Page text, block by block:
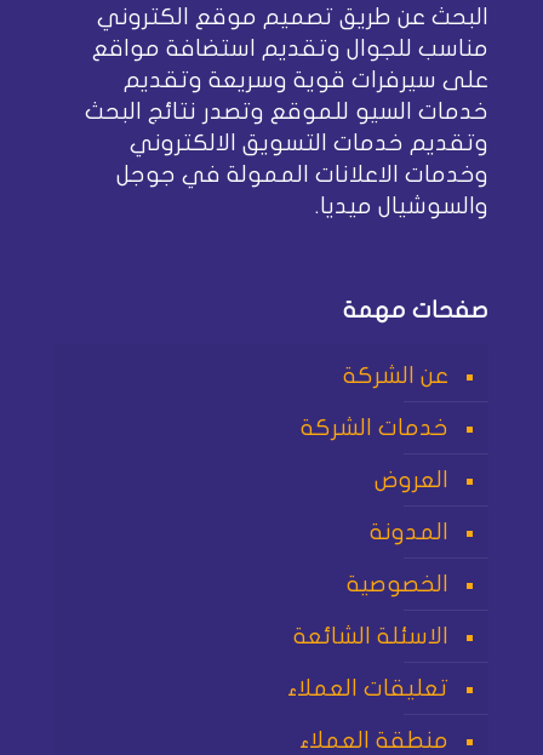
البحث عن طريق تصميم موقع الكتروني
مناسب للجوال وتقديم استضافة مواقع
على سيرفرات قوية وسريعة وتقديم
خدمات السيو للموقع وتصدر نتائج البحث
وتقديم خدمات التسويق الالكتروني
وخدمات الاعلانات الممولة في جوجل
والسوشيال ميديا.
صفحات مهمة
عن الشركة
خدمات الشركة
العروض
المدونة
الخصوصية
الاسئلة الشائعة
تعليقات العملاء
منطقة العملاء